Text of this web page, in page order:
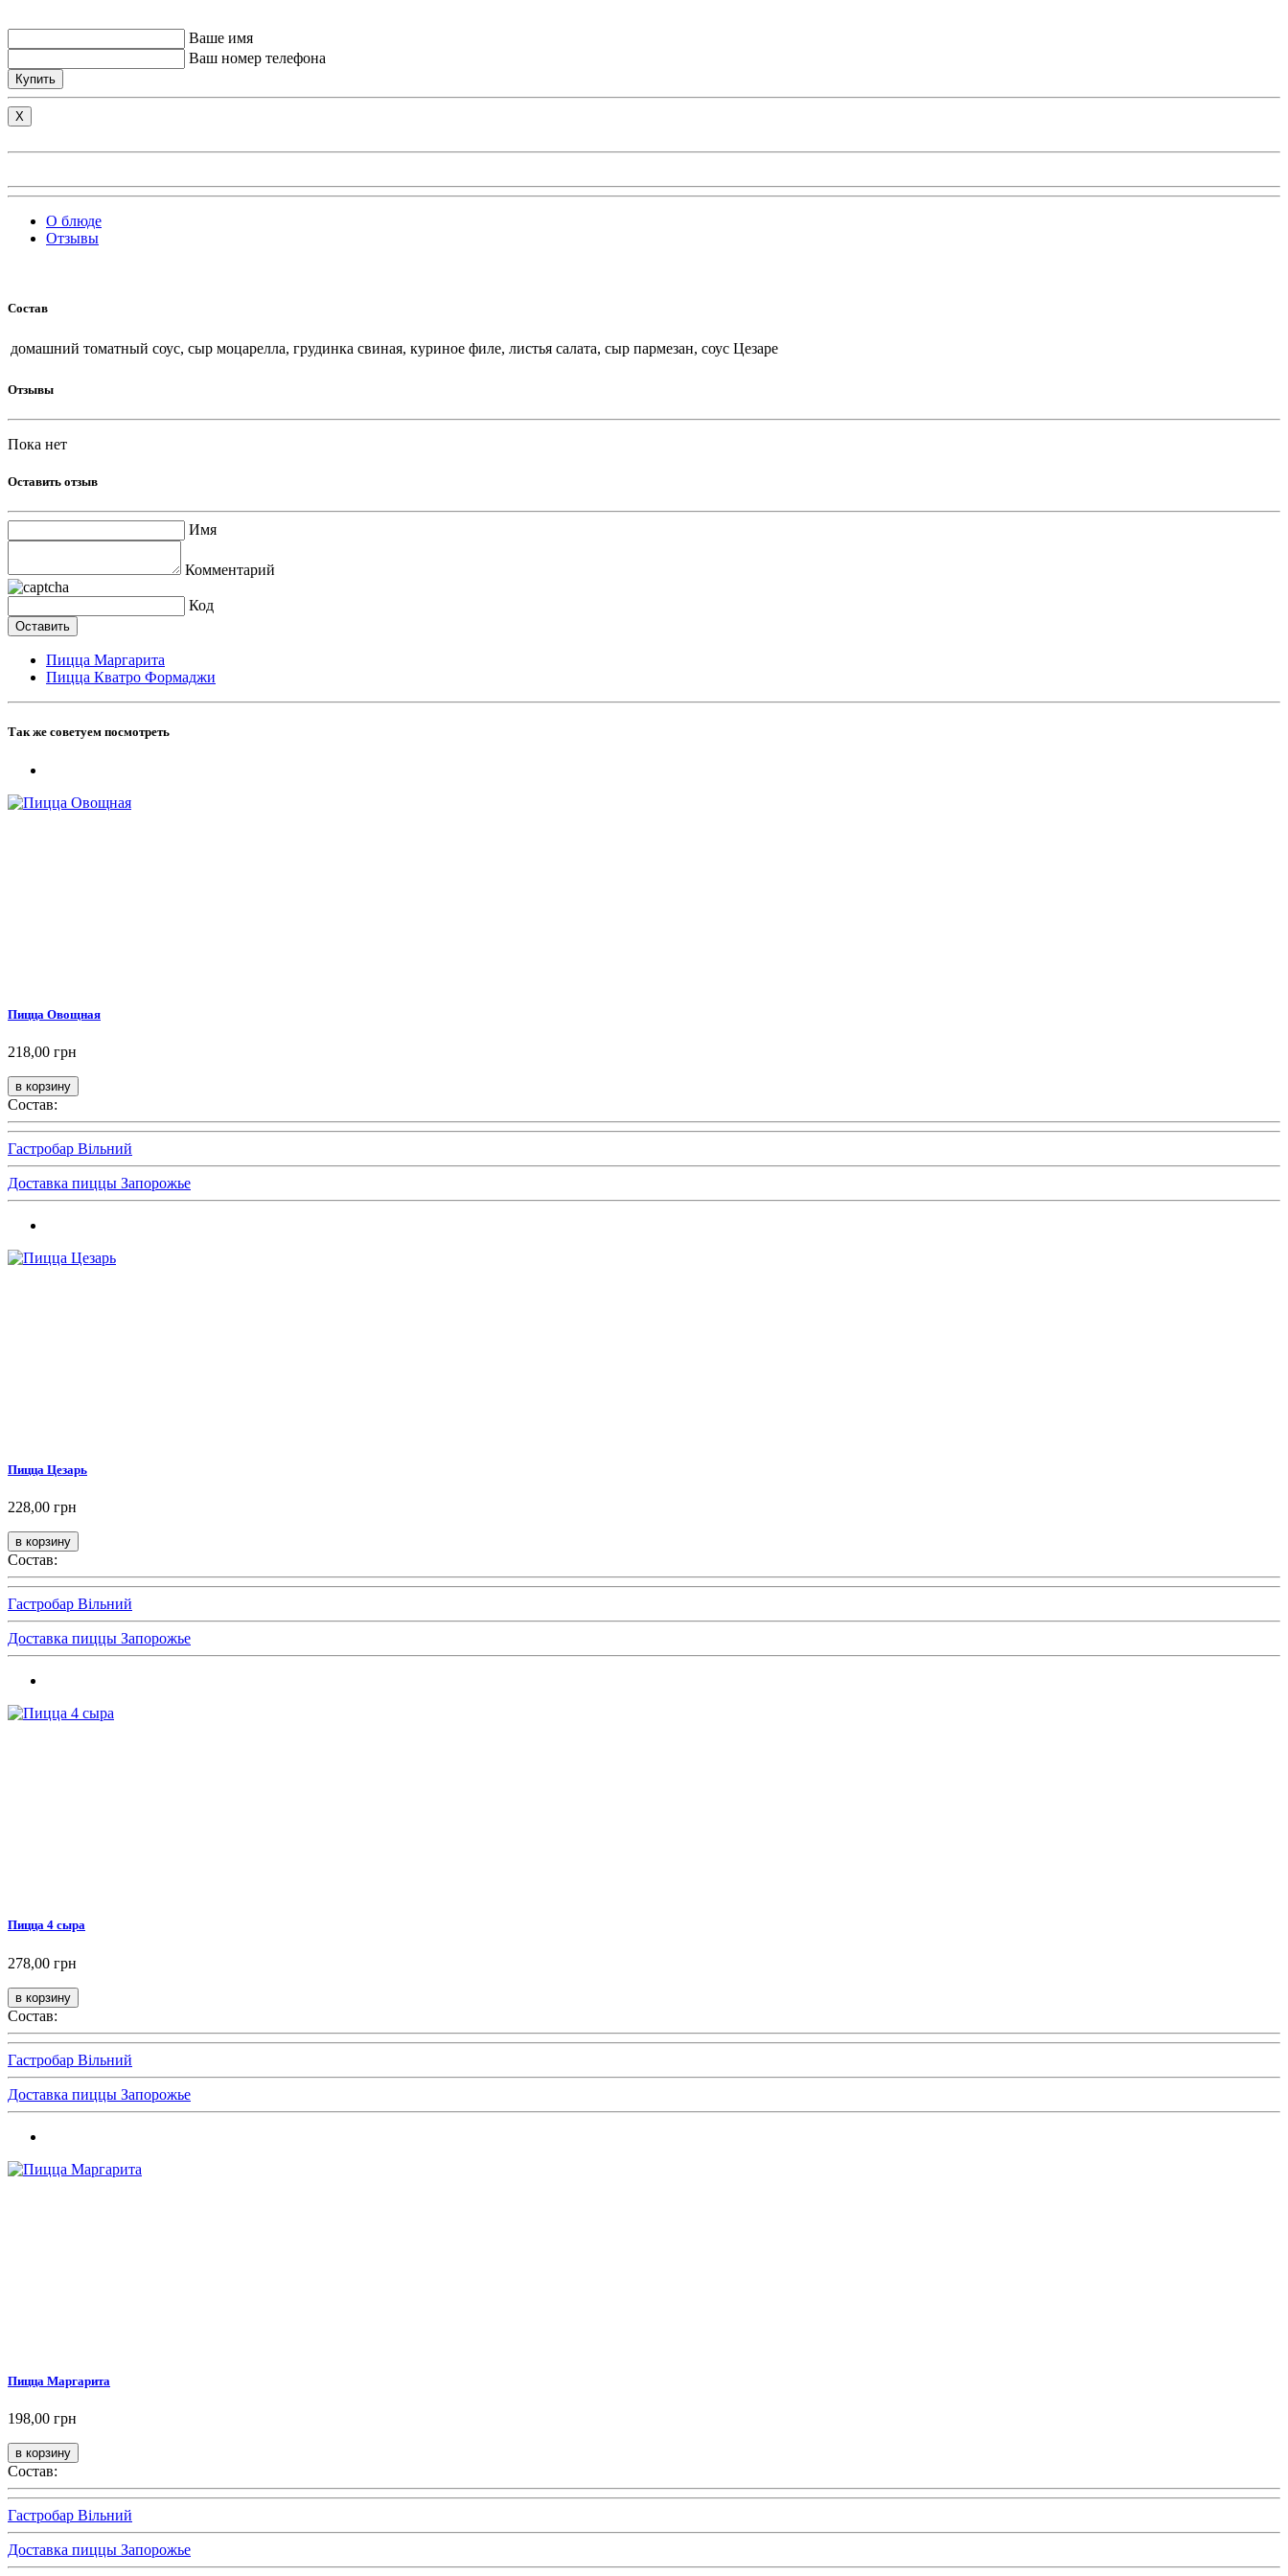
Ваше имя
Ваш номер телефона
Купить
X
О блюде
Отзывы
Состав
домашний томатный соус, сыр моцарелла, грудинка свиная, куриное филе, листья салата, сыр пармезан, соус Цезаре
Отзывы
Пока нет
Оставить отзыв
Имя
Комментарий
Код
Пицца Маргарита
Пицца Кватро Формаджи
Так же советуем посмотреть
Пицца Овощная
218,00 грн
Состав:
Гастробар Вільний
Доставка пиццы Запорожье
Пицца Цезарь
228,00 грн
Состав:
Гастробар Вільний
Доставка пиццы Запорожье
Пицца 4 сыра
278,00 грн
Состав:
Гастробар Вільний
Доставка пиццы Запорожье
Пицца Маргарита
198,00 грн
Состав:
Гастробар Вільний
Доставка пиццы Запорожье